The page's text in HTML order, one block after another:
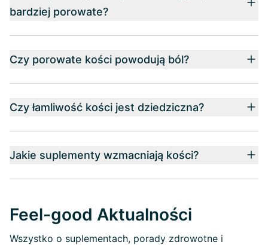
bardziej porowate?
Czy porowate kości powodują ból?
Czy łamliwość kości jest dziedziczna?
Jakie suplementy wzmacniają kości?
Feel-good Aktualności
Wszystko o suplementach, porady zdrowotne i